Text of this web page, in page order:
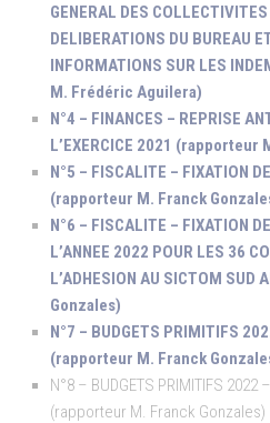
GENERAL DES
DELIBERATIONS DU BUREAU
INFORMATIONS SUR LES
M. Frédéric Aguilera)
N°4 – FINANCES – REPRISE
L’EXERCICE 2021 (rapporteur
N°5 – FISCALITE – FIXATION
(rapporteur M. Franck
N°6 – FISCALITE – FIXATION
L’ANNEE 2022 POUR LES 36
L’ADHESION AU SICTOM
Gonzales)
N°7 – BUDGETS PRIMITIFS
(rapporteur M. Franck
N°8 – BUDGETS PRIMITIFS 2022
(rapporteur M. Franck Gonzales)